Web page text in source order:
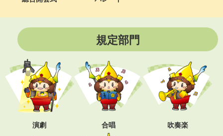
規定部門
演劇 合唱 吹奏楽